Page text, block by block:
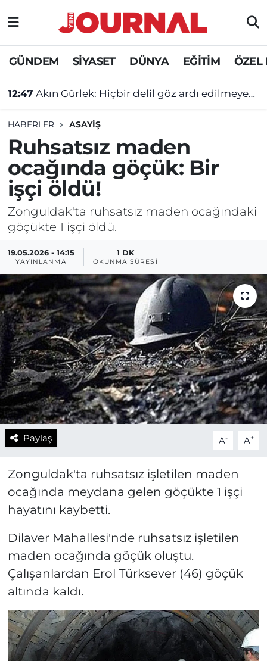
GÜNDEM SİYASET DÜNYA EĞİTİM ÖZEL
12:47 Akın Gürlek: Hiçbir delil göz ardı edilmeyecek!
HABERLER ASAYİŞ
Ruhsatsız maden
ocağında göçük: Bir
işçi öldü!
Zonguldak'ta ruhsatsız maden ocağındaki
göçükte 1 işçi öldü.
19.05.2026 - 14:15
YAYINLANMA
1 DK
OKUNMA SÜRESI
Paylaş A- A+
Zonguldak'ta ruhsatsız işletilen maden
ocağında meydana gelen göçükte 1 işçi
hayatını kaybetti.
Dilaver Mahallesi'nde ruhsatsız işletilen
maden ocağında göçük oluştu.
Çalışanlardan Erol Türksever (46) göçük
altında kaldı.
GÜNDEM
SİYASET
DÜNYA
EĞİTİM
ÖZEL HABER
Nöbetçi Eczaneler
Hava Durumu
Süper Lig Puan Durumu ve Fikstür
Tüm Manşetler
Son Dakika Haberleri
Haber Arşivi